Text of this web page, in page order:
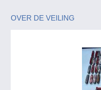
OVER DE VEILING